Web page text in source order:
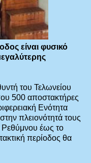
είναι φυσικό
του Τελωνείου
500 αποστακτήρες
Ενότητα
πλειονότητά τους
Ρεθύμνου έως το
περίοδος θα